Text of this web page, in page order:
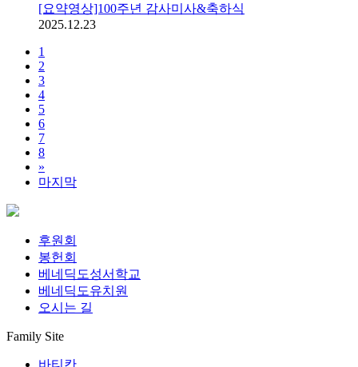
[요약영상]100주년 감사미사&축하식
2025.12.23
1
2
3
4
5
6
7
8
»
마지막
후원회
봉헌회
베네딕도성서학교
베네딕도유치원
오시는 길
Family Site
바티칸